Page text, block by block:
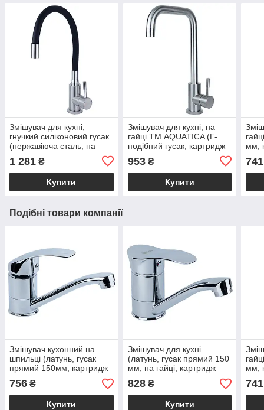
Змішувач для кухні,
гнучкий силіконовий гусак
(нержавіюча сталь, на
ТМ AQUATICA
1 281 ₴
Купити
Змішувач для кухні, на
гайці ТМ AQUATICA (Г-
подібний гусак, картридж
953₴
Купити
мм,
741
Подібні товари компанії
Змішувач кухонний на
шпильці (латунь, гусак
прямий 150мм, картридж
Ø40 мм) ТМ TAU змішувач
для кухні
756 ₴
Купити
Змішувач для кухні
(латунь, гусак прямий 150
мм, на гайці, картридж
змішувач ТМ TAU
828₴
Купити
мм,
741